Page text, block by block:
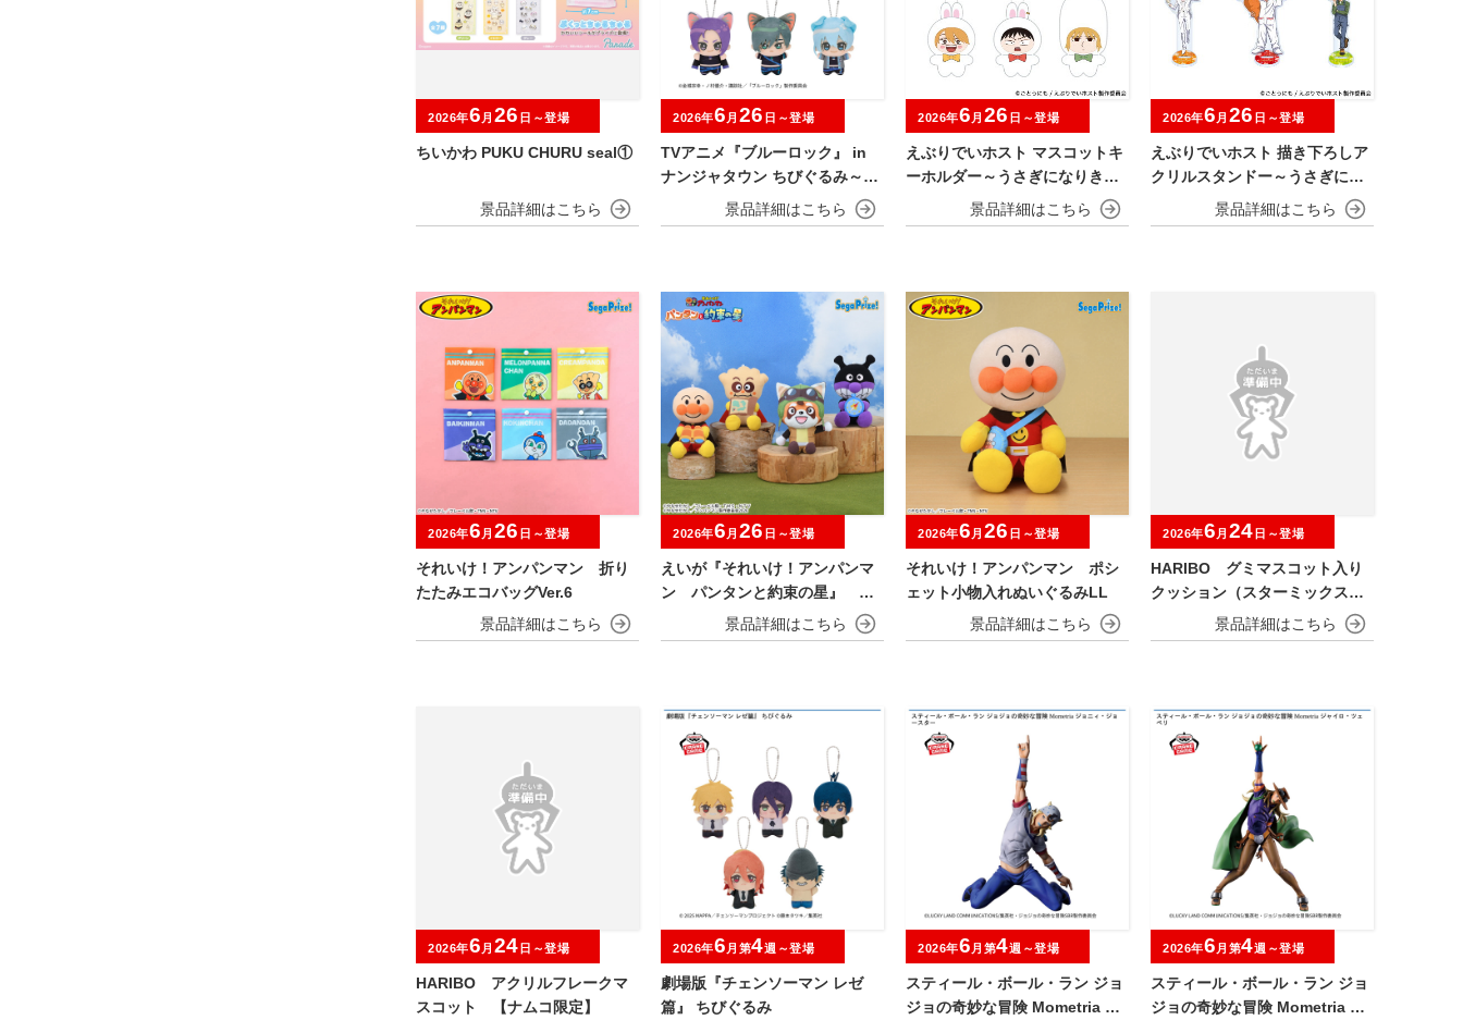
ちいかわ PUKU CHURU seal①
2026年6 月 26 日～登場
TVアニメ『ブルーロック』 in
ナンジャタウン ちびぐるみ～チ
ャイにゃFes～
2026年6 月 26 日～登場
えぶりでいホスト マスコットキ
ーホルダー～うさぎになりきら
2026年6 月 26 日～登場
えぶりでいホスト 描き下ろしア
クリルスタンドー～うさぎにな
りきらNIGHT～
2026年6 月 26 日～登場
それいけ！アンパンマン 折り
たたみエコバッグVer.6
2026年6 月 26 日～登場
えいが『それいけ！アンパンマ
ン パンタンと約束の星』 ぬ
2026年6 月 26 日～登場
それいけ！アンパンマン ポシ
ェット小物入れぬいぐるみLL
2026年6 月 26 日～登場
HARIBO グミマスコット入り
クッション（スターミックス）
【ナムコ限定】
2026年6 月 24 日～登場
HARIBO アクリルフレークマ
スコット 【ナムコ限定】
2026年6 月 24 日～登場
劇場版『チェンソーマン レゼ
篇』 ちびぐるみ
2026年6 月第4週～登場
スティール・ボール・ラン ジョ
ジョの奇妙な冒険 Mometria ジ
2026年6 月第4週～登場
スティール・ボール・ラン ジョ
ジョの奇妙な冒険 Mometria ジ
2026年6 月第4週～登場